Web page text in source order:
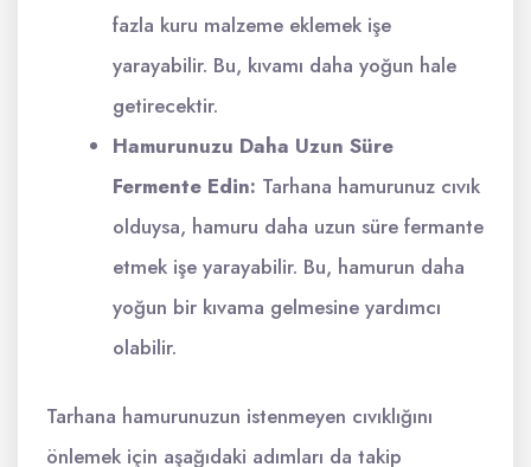
fazla kuru malzeme eklemek işe
yarayabilir. Bu, kıvamı daha yoğun hale
getirecektir.
Hamurunuzu Daha Uzun Süre
Fermente Edin: Tarhana hamurunuz cıvık
olduysa, hamuru daha uzun süre fermante
etmek işe yarayabilir. Bu, hamurun daha
yoğun bir kıvama gelmesine yardımcı
olabilir.
Tarhana hamurunuzun istenmeyen cıvıklığını
önlemek için aşağıdaki adımları da takip